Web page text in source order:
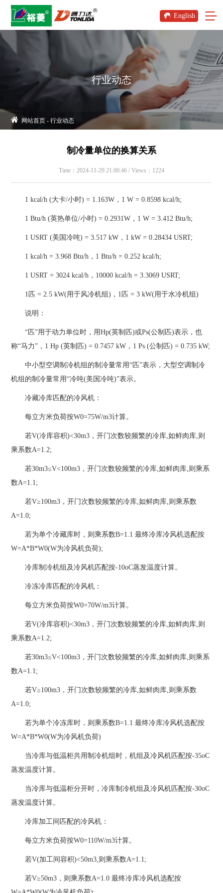
English
行业动态
网站首页 -行业动态
制冷量单位的换算关系
Time：2024-11-29 21:00:46 / Views：1224
1 kcal/h (大卡/小时) = 1.163W，1 W = 0.8598 kcal/h;
1 Btu/h (英热单位/小时) = 0.2931W，1 W = 3.412 Btu/h;
1 USRT (美国冷吨) = 3.517 kW，1 kW = 0.28434 USRT;
1 kcal/h = 3.968 Btu/h，1 Btu/h = 0.252 kcal/h;
1 USRT = 3024 kcal/h，10000 kcal/h = 3.3069 USRT;
1匹 = 2.5 kW(用于风冷机组)，1匹 = 3 kW(用于水冷机组)
说明：
“匹”用于动力单位时，用Hp(英制匹)或Ps(公制匹)表示，也
称“马力”，1 Hp (英制匹) = 0.7457 kW，1 Ps (公制匹) = 0.735 kW;
中小型空调制冷机组的制冷量常用“匹”表示，大型空调制冷
机组的制冷量常用“冷吨(美国冷吨)”表示。
冷藏冷库匹配的冷风机：
每立方米负荷按W0=75W/m3计算。
若V(冷库容积)<30m3，开门次数较频繁的冷库,如鲜肉库,则
乘系数A=1.2;
若30m3≤V<100m3，开门次数较频繁的冷库,如鲜肉库,则乘系
数A=1.1;
若V≥100m3，开门次数较频繁的冷库,如鲜肉库,则乘系数
A=1.0;
若为单个冷藏库时，则乘系数B=1.1 最终冷库冷风机选配按
W=A*B*W0(W为冷风机负荷);
冷库制冷机组及冷风机匹配按-10oC蒸发温度计算。
冷冻冷库匹配的冷风机：
每立方米负荷按W0=70W/m3计算。
若V(冷库容积)<30m3，开门次数较频繁的冷库,如鲜肉库,则
乘系数A=1.2;
若30m3≤V<100m3，开门次数较频繁的冷库,如鲜肉库,则乘系
数A=1.1;
若V≥100m3，开门次数较频繁的冷库,如鲜肉库,则乘系数
A=1.0;
若为单个冷冻库时，则乘系数B=1.1 最终冷库冷风机选配按
W=A*B*W0(W为冷风机负荷)
当冷库与低温柜共用制冷机组时，机组及冷风机匹配按-35oC
蒸发温度计算。
当冷库与低温柜分开时，冷库制冷机组及冷风机匹配按-30oC
蒸发温度计算。
冷库加工间匹配的冷风机：
每立方米负荷按W0=110W/m3计算。
若V(加工间容积)<50m3,则乘系数A=1.1;
若V≥50m3，则乘系数A=1.0 最终冷库冷风机选配按